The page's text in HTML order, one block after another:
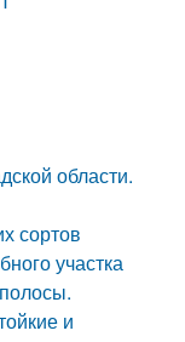
области.
сортов
участка
и